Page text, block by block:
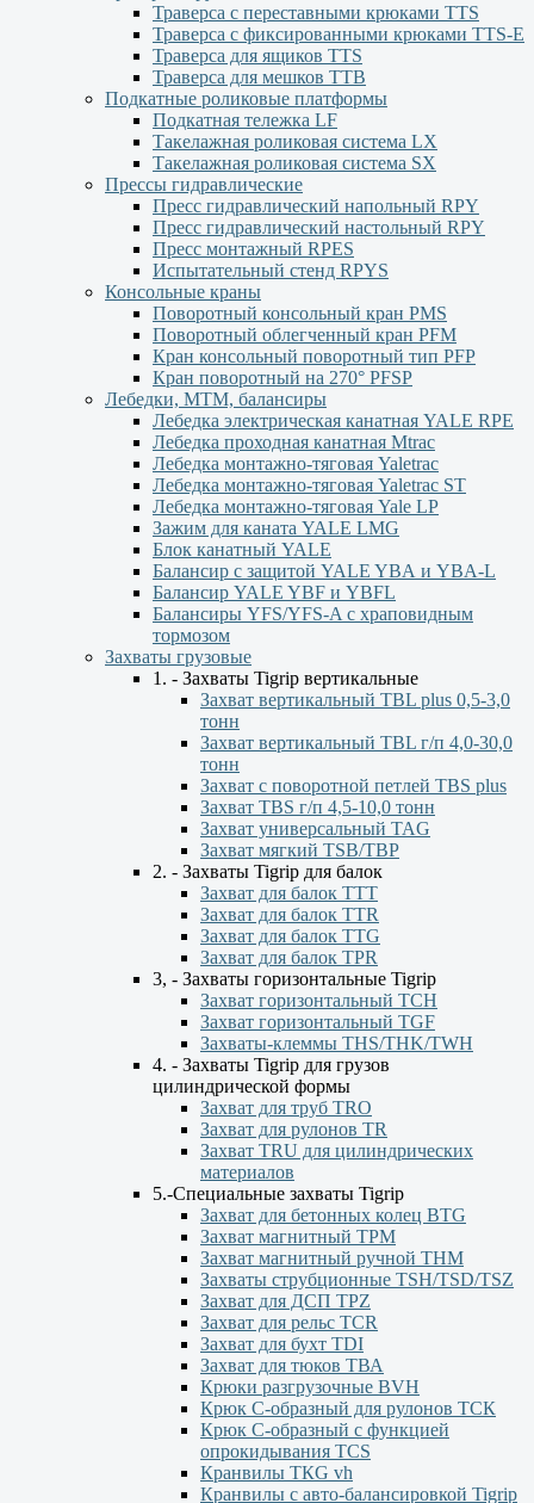
Траверса с переставными крюками TTS
Траверса с фиксированными крюками TTS-Е
Траверса для ящиков ТТS
Траверса для мешков ТТВ
Подкатные роликовые платформы
Подкатная тележка LF
Такелажная роликовая система LX
Такелажная роликовая система SX
Прессы гидравлические
Пресс гидравлический напольный RPY
Пресс гидравлический настольный RPY
Пресс монтажный RPES
Испытательный стенд RPYS
Консольные краны
Поворотный консольный кран PMS
Поворотный облегченный кран PFM
Кран консольный поворотный тип PFP
Кран поворотный на 270° PFSP
Лебедки, МТМ, балансиры
Лебедка электрическая канатная YALE RPE
Лебедка проходная канатная Mtrac
Лебедка монтажно-тяговая Yaletrac
Лебедка монтажно-тяговая Yaletrac ST
Лебедка монтажно-тяговая Yale LP
Зажим для каната YALE LMG
Блок канатный YALE
Балансир с защитой YALE YBА и YBА-L
Балансир YALE YBF и YBFL
Балансиры YFS/YFS-A с храповидным
тормозом
Захваты грузовые
1. - Захваты Tigrip вертикальные
Захват вертикальный TBL plus 0,5-3,0
тонн
Захват вертикальный TBL г/п 4,0-30,0
тонн
Захват с поворотной петлей TBS plus
Захват TBS г/п 4,5-10,0 тонн
Захват универсальный TAG
Захват мягкий TSB/TBP
2. - Захваты Tigrip для балок
Захват для балок ТТТ
Захват для балок TTR
Захват для балок TTG
Захват для балок TPR
3, - Захваты горизонтальные Tigrip
Захват горизонтальный ТСН
Захват горизонтальный ТGF
Захваты-клеммы THS/THK/TWH
4. - Захваты Tigrip для грузов
цилиндрической формы
Захват для труб TRO
Захват для рулонов TR
Захват TRU для цилиндрических
материалов
5.-Специальные захваты Tigrip
Захват для бетонных колец BTG
Захват магнитный TPM
Захват магнитный ручной ТНМ
Захваты струбционные TSH/TSD/TSZ
Захват для ДСП TPZ
Захват для рельс TCR
Захват для бухт TDI
Захват для тюков ТВА
Крюки разгрузочные BVH
Крюк С-образный для рулонов ТСК
Крюк С-образный с функцией
опрокидывания ТСS
Кранвилы TКG vh
Кранвилы с авто-балансировкой Tigrip